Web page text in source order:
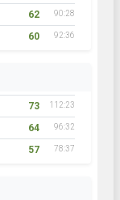
62 90:28
60 92:36
73 112:23
64 96:32
57 78:37